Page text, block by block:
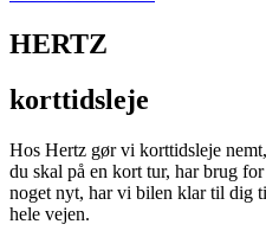
HERTZ
korttidsleje
Hos Hertz gør vi korttidsleje
du skal på en kort tur, har brug
noget nyt, har vi bilen klar til dig
hele vejen.